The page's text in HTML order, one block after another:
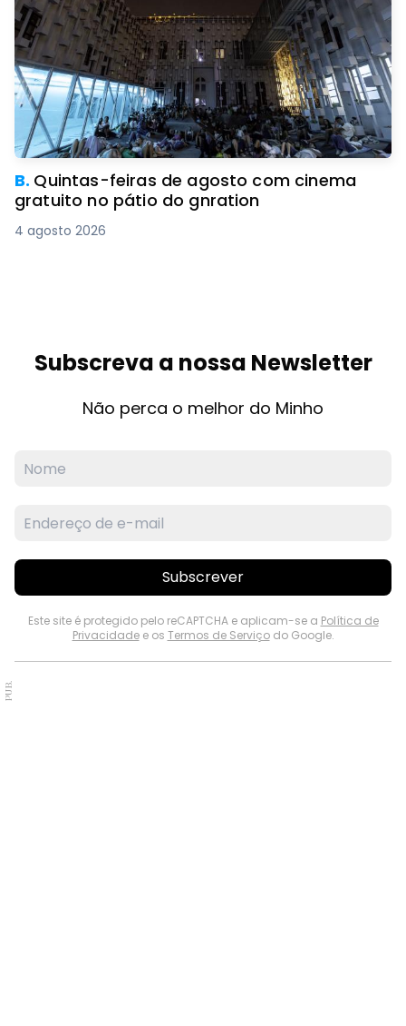
B. Quintas-feiras de agosto com cinema
gratuito no pátio do gnration
4 agosto 2026
Subscreva a nossa Newsletter
Não perca o melhor do Minho
Subscrever
Este site é protegido pelo reCAPTCHA e aplicam-se a Política de
Privacidadee os Termos de Serviçodo Google.
PUB.